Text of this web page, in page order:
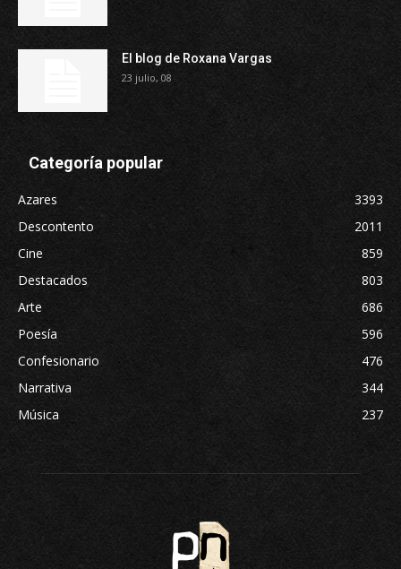
El blog de Roxana Vargas
23 julio, 08
Categoría popular
Azares
3393
Descontento
2011
Cine
859
Destacados
803
Arte
686
Poesía
596
Confesionario
476
Narrativa
344
Música
237